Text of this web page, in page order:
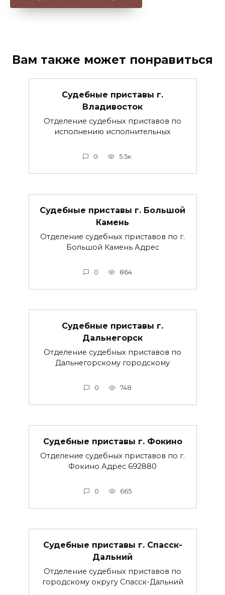
Вам также может понравиться
Судебные приставы г.
Владивосток
Отделение судебных приставов по
исполнению исполнительных
0 5.5к.
Судебные приставы г. Большой
Камень
Отделение судебных приставов по г.
Большой Камень Адрес
0 864
Судебные приставы г.
Дальнегорск
Отделение судебных приставов по
Дальнегорскому городскому
0 748
Судебные приставы г. Фокино
Отделение судебных приставов по г.
Фокино Адрес 692880
0 665
Судебные приставы г. Спасск-
Дальний
Отделение судебных приставов по
городскому округу Спасск-Дальний